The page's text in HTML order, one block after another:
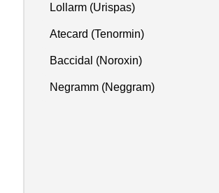
Lollarm (Urispas)
Atecard (Tenormin)
Baccidal (Noroxin)
Negramm (Neggram)